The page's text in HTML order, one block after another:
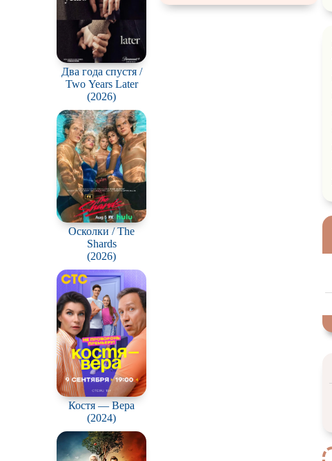
Два года спустя /
Two Years Later
(2026)
Осколки / The
Shards
(2026)
Костя — Вера
(2024)